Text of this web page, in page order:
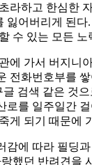
라하고 한심한
어버리게 된
수 있는 모든 노
에 가서 버지니
전화번호부를
검색 같은 것
를 일주일간
게 되기 때문에
에 따라 필딩
했던 반려견